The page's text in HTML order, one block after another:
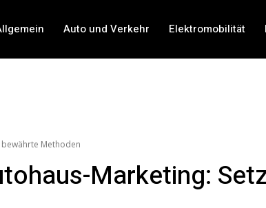
Auto und Verkehr Elektromobilität
bewährte Methoden
Marketing: